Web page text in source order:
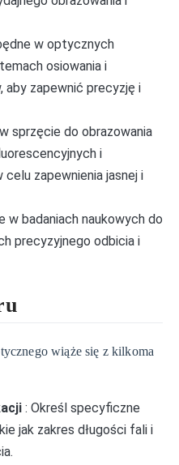
w optycznych
osiowania i
zapewnić precyzję i
sprzęcie do obrazowania
i
zapewnienia jasnej i
w badaniach naukowych do
precyzyjnego odbicia i
wiąże się z kilkoma
: Określ specyficzne
jak zakres długości fali i